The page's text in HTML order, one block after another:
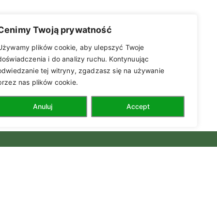
Twoją prywatność
plików cookie, aby ulepszyć Twoje
i do analizy ruchu. Kontynuując
tej witryny, zgadzasz się na używanie
nas plików cookie.
Anuluj Accept